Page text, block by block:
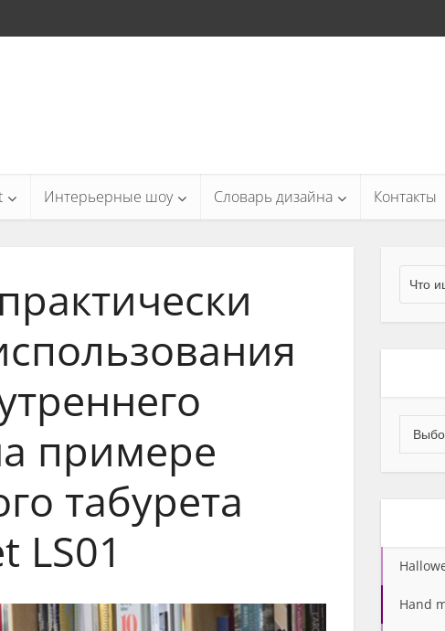
Интерьерные шоу Словарь дизайна Контакты
примере
табурета
LS01
Hand